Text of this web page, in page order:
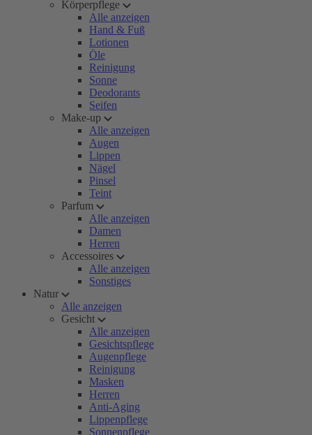
Körperpflege
Alle anzeigen
Hand & Fuß
Lotionen
Öle
Reinigung
Sonne
Deodorants
Seifen
Make-up
Alle anzeigen
Augen
Lippen
Nägel
Pinsel
Teint
Parfum
Alle anzeigen
Damen
Herren
Accessoires
Alle anzeigen
Sonstiges
Natur
Alle anzeigen
Gesicht
Alle anzeigen
Gesichtspflege
Augenpflege
Reinigung
Masken
Herren
Anti-Aging
Lippenpflege
Sonnenpflege